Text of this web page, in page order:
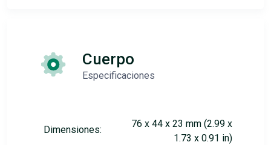
Cuerpo
Especificaciones
Dimensiones:
76 x 44 x 23 mm (2.99 x
1.73 x 0.91 in)